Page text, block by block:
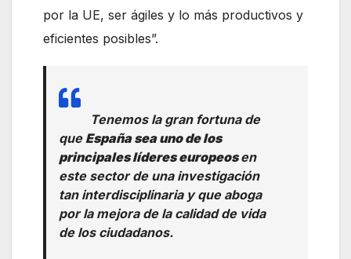
por la UE, ser ágiles y lo más productivos y
eficientes posibles”.
Tenemos la gran fortuna de
que España sea uno de los
principales líderes europeosen
este sector de una investigación
tan interdisciplinaria y que aboga
por la mejora de la calidad de vida
de los ciudadanos.